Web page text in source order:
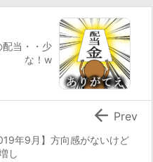
配当・・少
な！w
年9月】方向感がないけど
し
 Prev